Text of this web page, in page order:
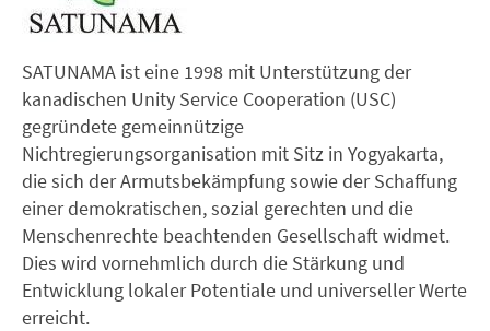
SATUNAMA ist eine 1998 mit Unterstützung der
kanadischen Unity Service Cooperation (USC)
gegründete gemeinnützige
Nichtregierungsorganisation mit Sitz in Yogyakarta,
die sich der Armutsbekämpfung sowie der Schaffung
einer demokratischen, sozial gerechten und die
Menschenrechte beachtenden Gesellschaft widmet.
Dies wird vornehmlich durch die Stärkung und
Entwicklung lokaler Potentiale und universeller Werte
erreicht.